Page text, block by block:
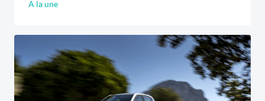
A la une